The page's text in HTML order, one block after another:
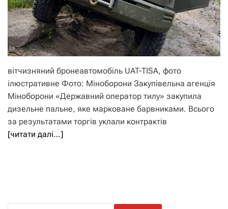
вітчизняний бронеавтомобіль UAT-TISA, фото
ілюстративне Фото: Міноборони Закупівельна агенція
Міноборони «Державний оператор тилу» закупила
дизельне пальне, яке марковане барвниками. Всього
за результатами торгів уклали контрактів
[читати далі…]